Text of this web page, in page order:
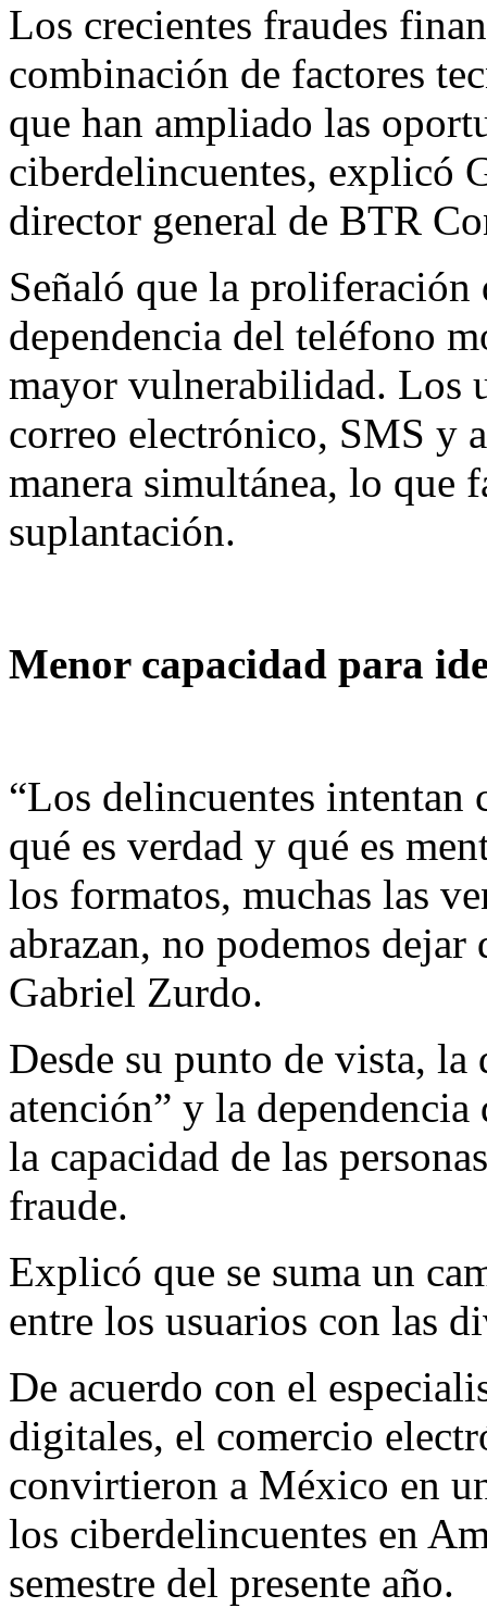
Los crecientes fraudes
combinación de factores
que han ampliado las
ciberdelincuentes, explicó
director general de BTR
Señaló que la proliferación
dependencia del teléfono
mayor vulnerabilidad. Los
correo electrónico, SMS y
manera simultánea, lo que
suplantación.
Menor capacidad para
“Los delincuentes intentan
qué es verdad y qué es
los formatos, muchas las
abrazan, no podemos
Gabriel Zurdo.
Desde su punto de vista,
atención” y la
la capacidad de las
fraude.
Explicó que se suma un
entre los usuarios con las
De acuerdo con el
digitales, el comercio
convirtieron a México en
los ciberdelincuentes en
semestre del presente año.